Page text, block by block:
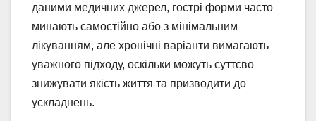
даними медичних джерел, гострі форми часто
минають самостійно або з мінімальним
лікуванням, але хронічні варіанти вимагають
уважного підходу, оскільки можуть суттєво
знижувати якість життя та призводити до
ускладнень.